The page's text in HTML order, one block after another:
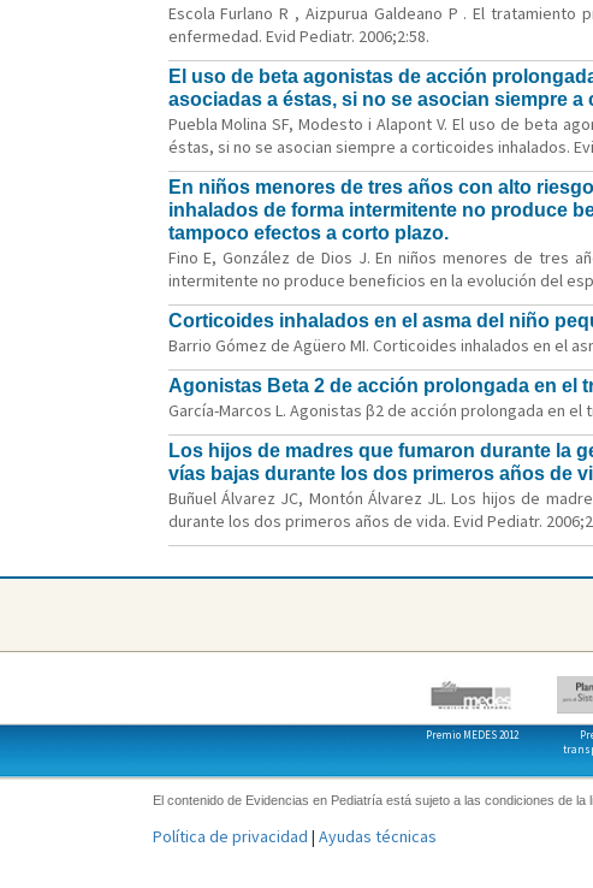
Escola Furlano R , Aizpurua Galdeano P . El
enfermedad. Evid Pediatr. 2006;2:58.
El uso de beta agonistas de acción
asociadas a éstas, si no se asocian siempre
Puebla Molina SF, Modesto i Alapont V. El uso de beta
éstas, si no se asocian siempre a corticoides inhalados.
En niños menores de tres años con alto
inhalados de forma intermitente no produce
tampoco efectos a corto plazo.
Fino E, González de Dios J. En niños menores de tres
intermitente no produce beneficios en la evolución del
Corticoides inhalados en el asma del niño
Barrio Gómez de Agüero MI. Corticoides inhalados en el
Agonistas Beta 2 de acción prolongada en el
García-Marcos L. Agonistas β2 de acción prolongada en
Los hijos de madres que fumaron durante la
vías bajas durante los dos primeros años de
Buñuel Álvarez JC, Montón Álvarez JL. Los hijos de
durante los dos primeros años de vida. Evid Pediatr.
Premio MEDES 2012
El contenido de Evidencias en Pediatría está sujeto a las condiciones de la
Política de privacidad | Ayudas técnicas